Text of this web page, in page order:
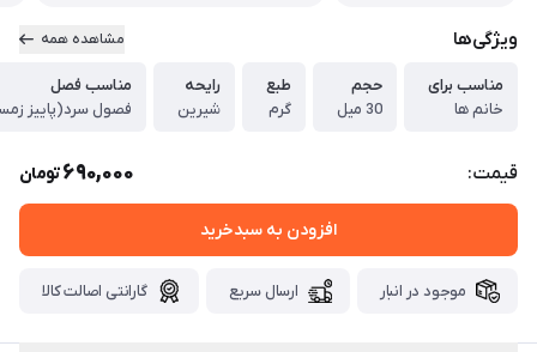
ویژگی‌ها مشاهده همه
مناسب برای
خانم ها
حجم
30 میل
طبع
گرم
رایحه
شیرین
مناسب فصل
فصول سرد(پاییز
قیمت: 690,000تومان
افزودن به سبدخرید
موجود در انبار ارسال سریع گارانتی اصالت کالا